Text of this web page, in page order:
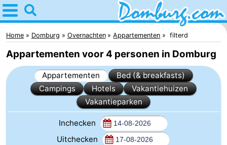
Home
Domburg
Tips
Voor
Home Domburg Overnachten Appartementen filterd
Appartementen voor 4 personen in Domburg
Appartementen
Bed (& breakfasts)
Campings
Hotels
Vakantiehuizen
Vakantieparken
Inchecken
Uitchecken